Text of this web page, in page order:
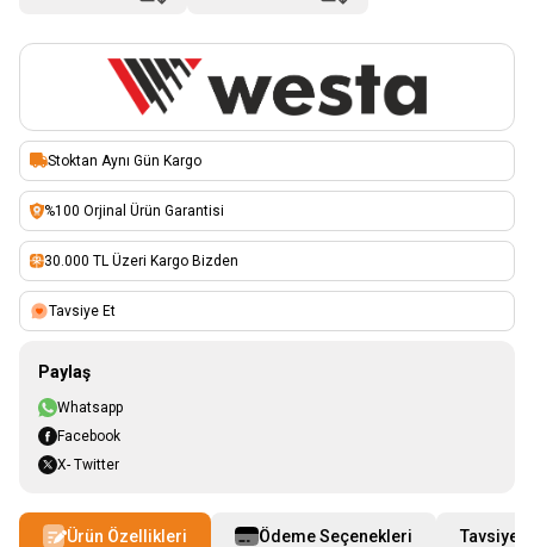
Stoktan Aynı Gün Kargo
%100 Orjinal Ürün Garantisi
30.000 TL Üzeri Kargo Bizden
Tavsiye Et
Paylaş
Whatsapp
Facebook
X- Twitter
Ürün Özellikleri Ödeme Seçenekleri Tavsiye